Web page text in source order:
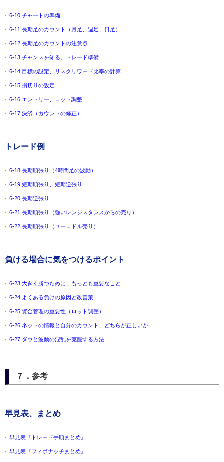
6-10 チャートの準備
6-11 長期足のカウント（月足、週足、日足）
6-12 長期足のカウントの注意点
6-13 チャンスを知る。トレード準備
6-14 目標の設定、リスクリワード比率の計算
6-15 損切りの設定
6-16 エントリー、ロット調整
6-17 決済（カウントの修正）
トレード例
6-18 長期順張り（4時間足の波動）
6-19 短期順張り、短期逆張り
6-20 長期逆張り
6-21 長期順張り（強いレンジスタンスからの売り）
6-22 長期順張り（ユーロドル売り）
負ける場合に気をつけるポイント
6-23 大きく勝つために、もっとも重要なこと
6-24 よくある負けの原因と改善策
6-25 資金管理の重要性（ロット調整）
6-26 ネットの情報と自分のカウント、どちらが正しいか
6-27 ダウと波動の混乱を克服する方法
７．参考
早見表、まとめ
早見表『トレード手順まとめ』
早見表『フィボナッチまとめ』